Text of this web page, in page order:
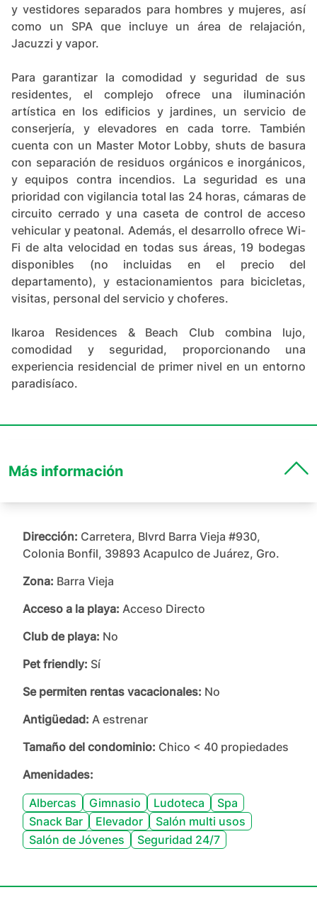
y vestidores separados para hombres y mujeres, así
como un SPA que incluye un área de relajación,
Jacuzzi y vapor.
Para garantizar la comodidad y seguridad de sus
residentes, el complejo ofrece una iluminación
artística en los edificios y jardines, un servicio de
conserjería, y elevadores en cada torre. También
cuenta con un Master Motor Lobby, shuts de basura
con separación de residuos orgánicos e inorgánicos,
y equipos contra incendios. La seguridad es una
prioridad con vigilancia total las 24 horas, cámaras de
circuito cerrado y una caseta de control de acceso
vehicular y peatonal. Además, el desarrollo ofrece Wi-
Fi de alta velocidad en todas sus áreas, 19 bodegas
disponibles (no incluidas en el precio del
departamento), y estacionamientos para bicicletas,
visitas, personal del servicio y choferes.
Ikaroa Residences & Beach Club combina lujo,
comodidad y seguridad, proporcionando una
experiencia residencial de primer nivel en un entorno
paradisíaco.
Más información
Dirección: Carretera, Blvrd Barra Vieja #930,
Colonia Bonfil, 39893 Acapulco de Juárez, Gro.
Zona: Barra Vieja
Acceso a la playa: Acceso Directo
Club de playa: No
Pet friendly: Sí
Se permiten rentas vacacionales: No
Antigüedad: A estrenar
Tamaño del condominio: Chico < 40 propiedades
Amenidades:
Albercas
Gimnasio Ludoteca
Spa
Snack Bar
Elevador
Salón multi usos
Salón de Jóvenes
Seguridad 24/7